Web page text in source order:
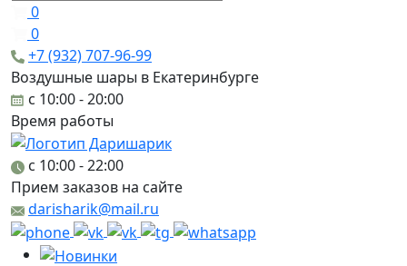
0
0
+7 (932) 707-96-99
Воздушные шары в Екатеринбурге
c 10:00 - 20:00
Время работы
c 10:00 - 22:00
Прием заказов на сайте
darisharik@mail.ru